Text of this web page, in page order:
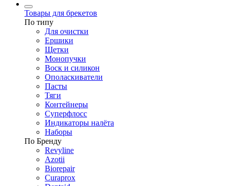
Товары для брекетов
По типу
Для очистки
Ершики
Щетки
Монопучки
Воск и силикон
Ополаскиватели
Пасты
Тяги
Контейнеры
Суперфлосс
Индикаторы налёта
Наборы
По Бренду
Revyline
Azotii
Biorepair
Curaprox